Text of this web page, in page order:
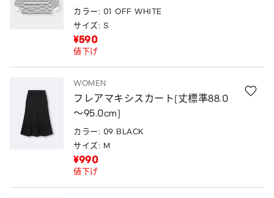
カラー: 01 OFF WHITE
サイズ: S
¥590
値下げ
WOMEN
フレアマキシスカート(丈標準88.0
～95.0cm)
カラー: 09 BLACK
サイズ: M
¥990
値下げ